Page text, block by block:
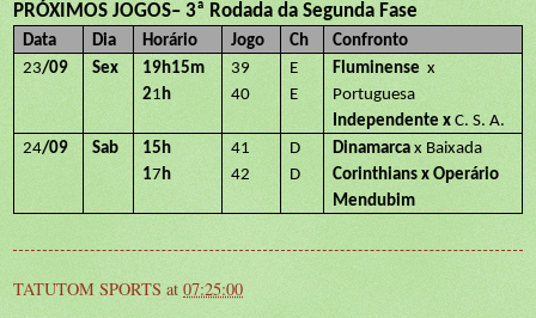
PRÓXIMOS JOGOS– 3ª Rodada da Segunda Fase
Data Dia Horário Jogo Ch
Confronto
23/09 Sex
19h15m
21h
39
40
E
E
Fluminense x
Portuguesa
Independente x C. S. A.
24/09 Sab
15h
17h
41
42
D
D
Dinamarca x Baixada
Corinthians x Operário
Mendubim
TATUTOM SPORTS at 07:25:00